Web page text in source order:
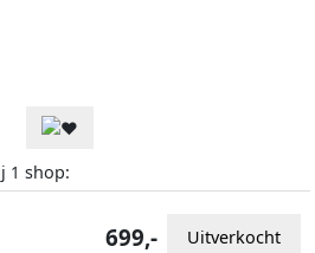
1 shop:
699,- Uitverkocht